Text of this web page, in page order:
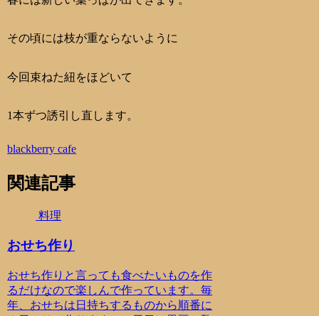
その頃には枝が重ならないように
今回束ねた紐をほどいて
1本ずつ誘引し直します。
blackberry cafe
関連記事
料理
おせち作り
おせち作りと言っても食べたいものを作
るだけなので楽しんで作っています。毎
年、おせちは日持ちするものから順番に